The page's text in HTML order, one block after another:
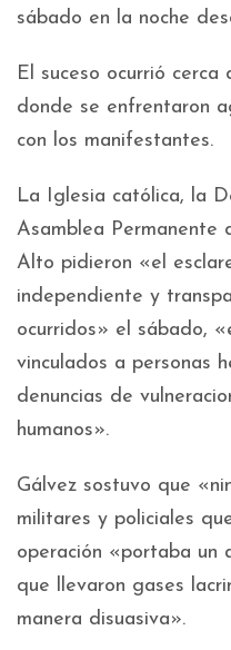
sábado en la noche
El suceso ocurrió
donde se enfrentaron
con los manifestantes.
La Iglesia católica, la
Asamblea Permanente
Alto pidieron «el
independiente y
ocurridos» el sábado,
vinculados a personas
denuncias de
humanos».
Gálvez sostuvo que
militares y policiales
operación «portaba un
que llevaron gases
manera disuasiva».